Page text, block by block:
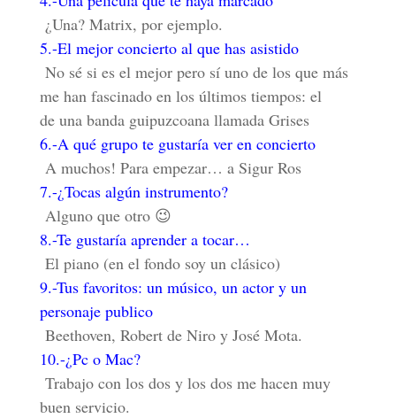
¿Una? Matrix, por ejemplo.
5.-El mejor concierto al que has asistido
No sé si es el mejor pero sí uno de los que más
me han fascinado en los últimos tiempos: el
de una banda guipuzcoana llamada Grises
6.-A qué grupo te gustaría ver en concierto
A muchos! Para empezar… a Sigur Ros
7.-¿Tocas algún instrumento?
Alguno que otro 😉
8.-Te gustaría aprender a tocar…
El piano (en el fondo soy un clásico)
9.-Tus favoritos: un músico, un actor y un
personaje publico
Beethoven, Robert de Niro y José Mota.
10.-¿Pc o Mac?
Trabajo con los dos y los dos me hacen muy
buen servicio.